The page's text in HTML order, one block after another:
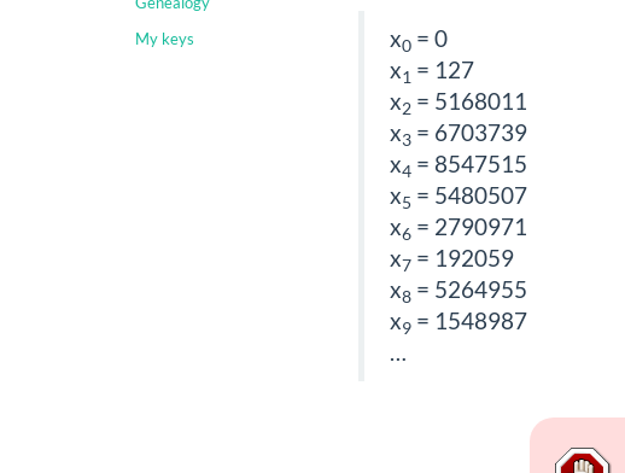
My keys
x0 = 0
x1 = 127
x2 = 5168011
x3 = 6703739
x4 = 8547515
x5 = 5480507
x6 = 2790971
x7 = 192059
x8 = 5264955
x9 = 1548987
…